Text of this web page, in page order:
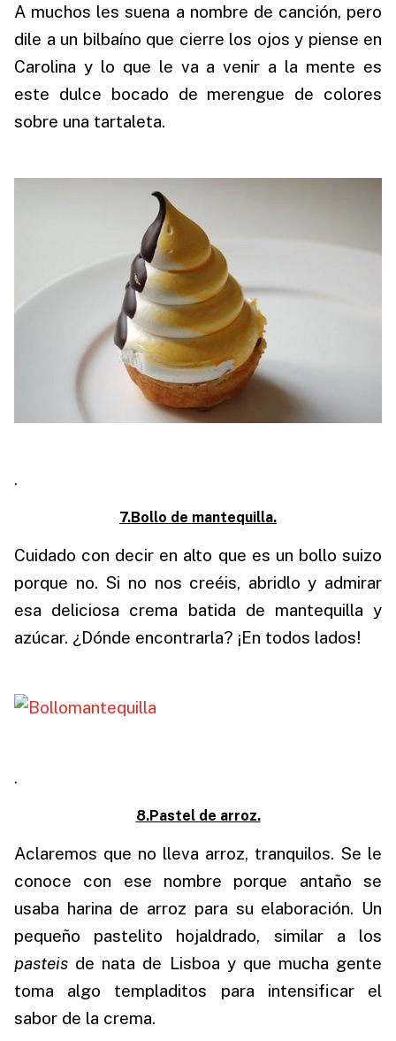
A muchos les suena a nombre de canción, pero
dile a un bilbaíno que cierre los ojos y piense en
Carolina y lo que le va a venir a la mente es
este dulce bocado de merengue de colores
sobre una tartaleta.
.
7.Bollo de mantequilla.
Cuidado con decir en alto que es un bollo suizo
porque no. Si no nos creéis, abridlo y admirar
esa deliciosa crema batida de mantequilla y
azúcar. ¿Dónde encontrarla? ¡En todos lados!
.
8.Pastel de arroz.
Aclaremos que no lleva arroz, tranquilos. Se le
conoce con ese nombre porque antaño se
usaba harina de arroz para su elaboración. Un
pequeño pastelito hojaldrado, similar a los
pasteis de nata de Lisboa y que mucha gente
toma algo templaditos para intensificar el
sabor de la crema.